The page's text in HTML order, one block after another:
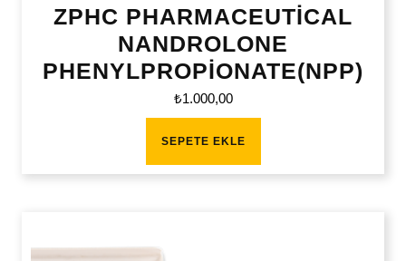
ZPHC PHARMACEUTİCAL
NANDROLONE
PHENYLPROPİONATE(NPP)
₺1.000,00
SEPETE EKLE